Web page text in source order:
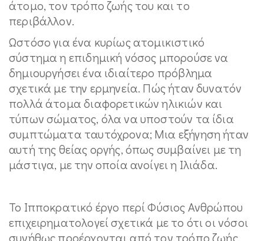
άτομο, τον τρόπο ζωής του και το
περιβάλλον.
Ωστόσο για ένα κυρίως ατομικιστικό
σύστημα η επιδημική νόσος μπορούσε να
δημιουργήσει ένα ιδιαίτερο πρόβλημα
σχετικά με την ερμηνεία. Πώς ήταν δυνατόν
πολλά άτομα διαφορετικών ηλικιών και
τύπων σώματος, όλα να υποστούν τα ίδια
συμπτώματα ταυτόχρονα; Μια εξήγηση ήταν
αυτή της θείας οργής, όπως συμβαίνει με τη
μάστιγα, με την οποία ανοίγει η Ιλιάδα.
Το Ιπποκρατικό έργο περί Φύσιος Ανθρώπου
επιχειρηματολογεί σχετικά με το ότι οι νόσοι
συνήθως προέρχονται από τον τρόπο ζωής